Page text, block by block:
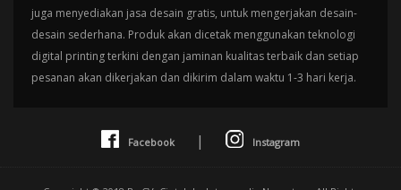
juga menyediakan jasa desain gratis, untuk mengerjakan desain-
desain sederhana. Produk akan dicetak menggunakan teknologi
digital printing terkini dengan jaminan kualitas terbaik dan setiap
pesanan akan dikerjakan dan dikirim dalam waktu 1-3 hari kerja.
Facebook | Instagram